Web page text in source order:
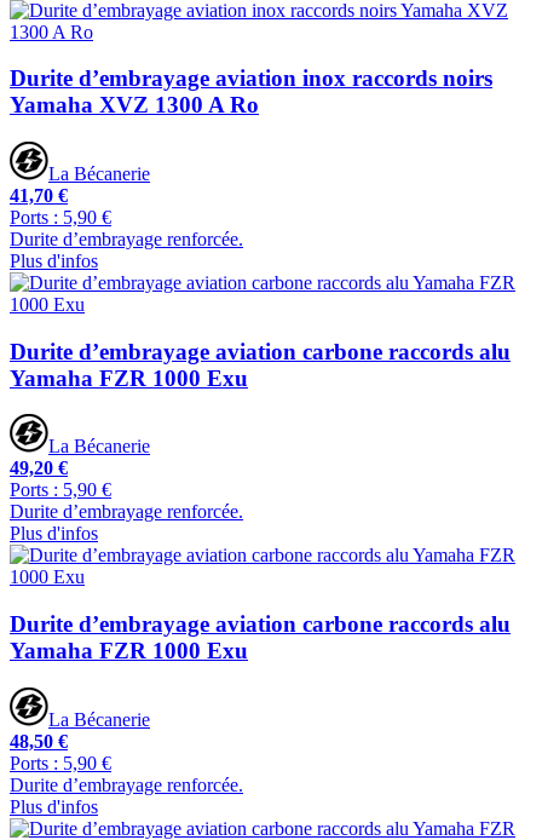
Durite d’embrayage aviation inox raccords noirs
Yamaha XVZ 1300 A Ro
La Bécanerie
41,70 €
Ports : 5,90 €
Durite d’embrayage renforcée.
Plus d'infos
Durite d’embrayage aviation carbone raccords alu
Yamaha FZR 1000 Exu
La Bécanerie
49,20 €
Ports : 5,90 €
Durite d’embrayage renforcée.
Plus d'infos
Durite d’embrayage aviation carbone raccords alu
Yamaha FZR 1000 Exu
La Bécanerie
48,50 €
Ports : 5,90 €
Durite d’embrayage renforcée.
Plus d'infos